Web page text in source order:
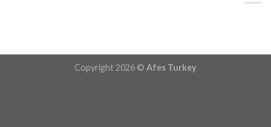
Copyright 2026 © Afes Turkey